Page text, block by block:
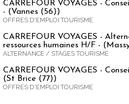
CARREFOUR VOYAGES -
- (Vannes (56))
OFFRES D'EMPLOI TOURISME
CARREFOUR VOYAGES -
ressources humaines H/F -
ALTERNANCE / STAGES TOURISME
CARREFOUR VOYAGES -
(St Brice (77))
OFFRES D'EMPLOI TOURISME